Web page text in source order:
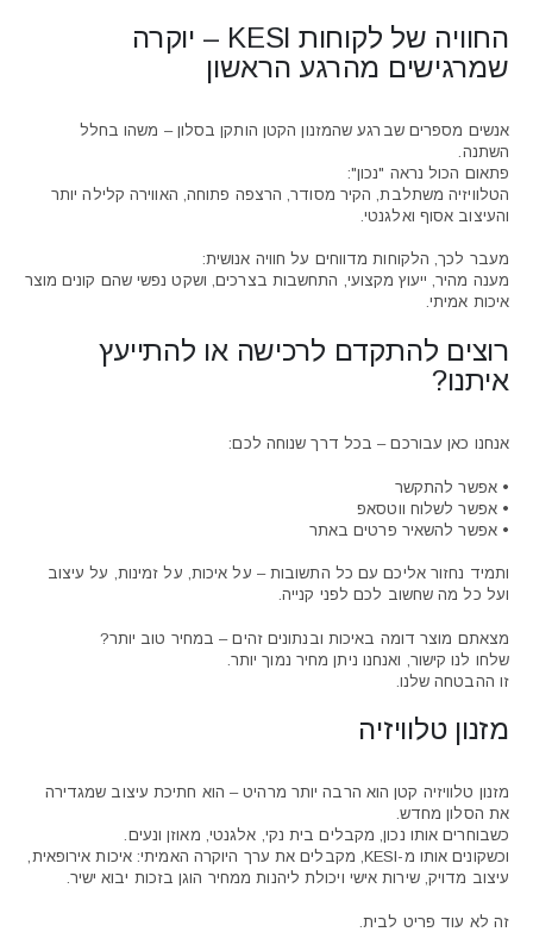
שמרגישים מהרגע הראשון
השתנה.
פתאום הכול נראה "נכון":
והעיצוב אסוף ואלגנטי.
מעבר לכך, הלקוחות מדווחים על חוויה אנושית:
איכות אמיתי.
רוצים להתקדם לרכישה או להתייעץ
איתנו?
אנחנו כאן עבורכם – בכל דרך שנוחה לכם:
• אפשר להתקשר
• אפשר לשלוח ווטסאפ
• אפשר להשאיר פרטים באתר
ועל כל מה שחשוב לכם לפני קנייה.
מצאתם מוצר דומה באיכות ובנתונים זהים – במחיר טוב יותר?
שלחו לנו קישור, ואנחנו ניתן מחיר נמוך יותר.
זו ההבטחה שלנו.
מזנון טלוויזיה
את הסלון מחדש.
כשבוחרים אותו נכון, מקבלים בית נקי, אלגנטי, מאוזן ונעים.
וכשקונים אותו מ-KESI, מקבלים את ערך היוקרה האמיתי: איכות אירופאית,
עיצוב מדויק, שירות אישי ויכולת ליהנות ממחיר הוגן בזכות יבוא ישיר.
זה לא עוד פריט לבית.